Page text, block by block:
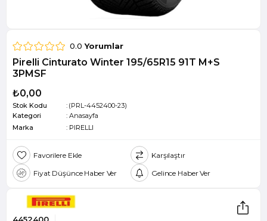
0.0 Yorumlar
Pirelli Cinturato Winter 195/65R15 91T M+S
3PMSF
₺0,00
Stok Kodu
(PRL-4452400-23)
Kategori
: Anasayfa
Marka
: PIRELLI
Favorilere Ekle
Karşılaştır
Fiyat Düşünce Haber Ver
Gelince Haber Ver